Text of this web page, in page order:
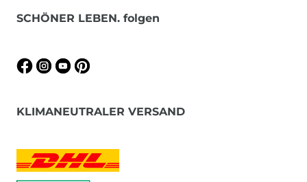
SCHÖNER LEBEN. folgen
KLIMANEUTRALER VERSAND